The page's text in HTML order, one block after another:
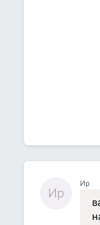
Ир
Ир